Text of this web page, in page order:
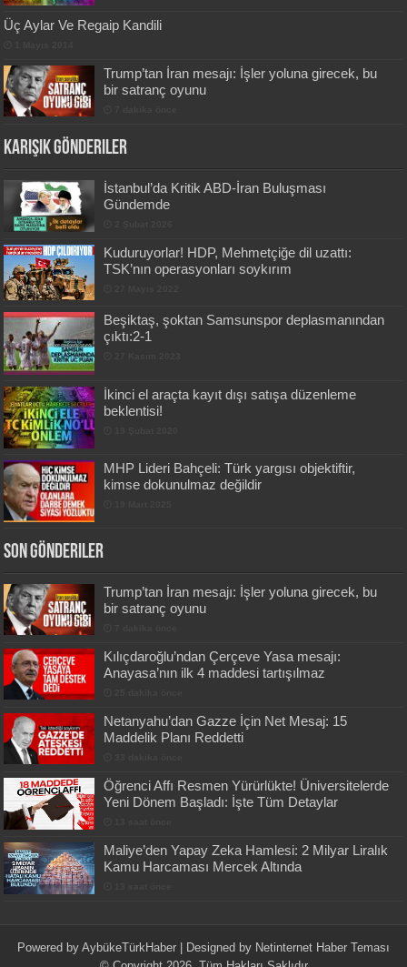
Üç Aylar Ve Regaip Kandili
Trump’tan İran mesajı: İşler yoluna girecek, bu
bir satranç oyunu
Karışık Gönderiler
İstanbul’da Kritik ABD-İran Buluşması
Gündemde
Kuduruyorlar! HDP, Mehmetçiğe dil uzattı:
TSK’nın operasyonları soykırım
Beşiktaş, şoktan Samsunspor deplasmanından
çıktı:2-1
İkinci el araçta kayıt dışı satışa düzenleme
beklentisi!
MHP Lideri Bahçeli: Türk yargısı objektiftir,
kimse dokunulmaz değildir
Son Gönderiler
Trump’tan İran mesajı: İşler yoluna girecek, bu
bir satranç oyunu
Kılıçdaroğlu’ndan Çerçeve Yasa mesajı:
Anayasa’nın ilk 4 maddesi tartışılmaz
Netanyahu’dan Gazze İçin Net Mesaj: 15
Maddelik Planı Reddetti
Öğrenci Affı Resmen Yürürlükte! Üniversitelerde
Yeni Dönem Başladı: İşte Tüm Detaylar
Maliye’den Yapay Zeka Hamlesi: 2 Milyar Liralık
Kamu Harcaması Mercek Altında
Powered by AybükeTürkHaber | Designed by Netinternet Haber Teması